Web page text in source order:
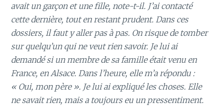
avait un garçon et une fille, note-t-il. J’ai contacté
cette dernière, tout en restant prudent. Dans ces
dossiers, il faut y aller pas à pas. On risque de tomber
sur quelqu’un qui ne veut rien savoir. Je lui ai
demandé si un membre de sa famille était venu en
France, en Alsace. Dans l’heure, elle m’a répondu :
« Oui, mon père ». Je lui ai expliqué les choses. Elle
ne savait rien, mais a toujours eu un pressentiment.